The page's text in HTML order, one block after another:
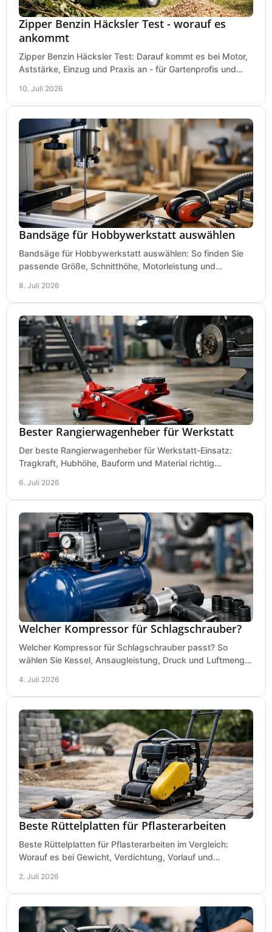
Zipper Benzin Häcksler Test - worauf es
ankommt
Zipper Benzin Häcksler Test: Darauf kommt es bei Motor,
Aststärke, Einzug und Praxis an - für Gartenprofis und
10. Juli 2026
Bandsäge für Hobbywerkstatt auswählen
Bandsäge für Hobbywerkstatt auswählen: So finden Sie
passende Größe, Schnitthöhe, Motorleistung und
8. Juli 2026
Bester Rangierwagenheber für Werkstatt
Der beste Rangierwagenheber für Werkstatt-Einsatz:
Tragkraft, Hubhöhe, Bauform und Material richtig
6. Juli 2026
Welcher Kompressor für Schlagschrauber?
Welcher Kompressor für Schlagschrauber passt? So
wählen Sie Kessel, Ansaugleistung, Druck und Luftmenge
4. Juli 2026
Beste Rüttelplatten für Pflasterarbeiten
Beste Rüttelplatten für Pflasterarbeiten im Vergleich:
Worauf es bei Gewicht, Verdichtung, Vorlauf und
2. Juli 2026